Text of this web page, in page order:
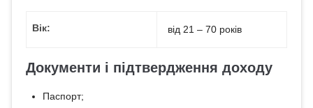
Вік: від 21 – 70 років
Документи і підтвердження доходу
Паспорт;